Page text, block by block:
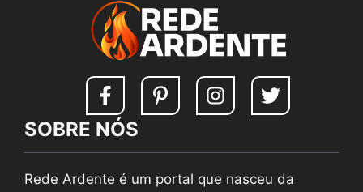
SOBRE NÓS
Rede Ardente é um portal que nasceu da